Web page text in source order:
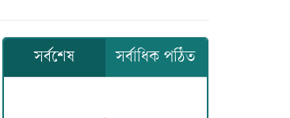
সর্বশেষ সর্বাধিক পঠিত